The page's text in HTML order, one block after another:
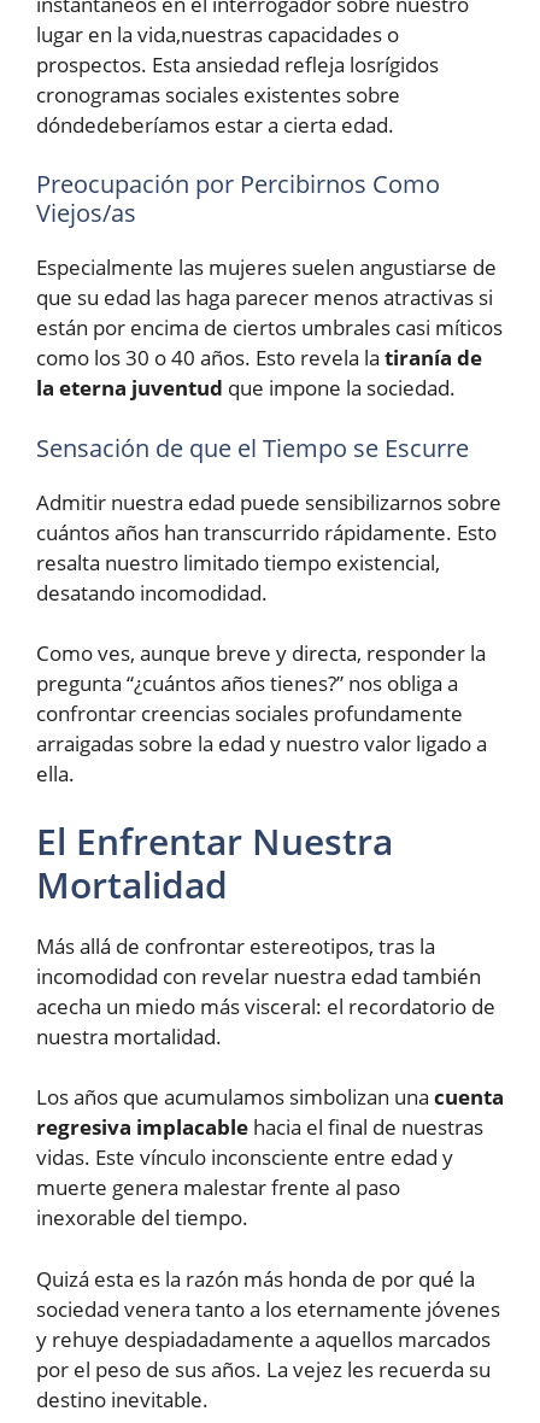
lugar en la vida,nuestras capacidades o
prospectos. Esta ansiedad refleja losrígidos
cronogramas sociales existentes sobre
dóndedeberíamos estar a cierta edad.
Preocupación por Percibirnos Como
Viejos/as
Especialmente las mujeres suelen angustiarse de
que su edad las haga parecer menos atractivas si
están por encima de ciertos umbrales casi míticos
como los 30 o 40 años. Esto revela la tiranía de
la eterna juventud que impone la sociedad.
Sensación de que el Tiempo se Escurre
Admitir nuestra edad puede sensibilizarnos sobre
cuántos años han transcurrido rápidamente. Esto
resalta nuestro limitado tiempo existencial,
desatando incomodidad.
Como ves, aunque breve y directa, responder la
pregunta “¿cuántos años tienes?” nos obliga a
confrontar creencias sociales profundamente
arraigadas sobre la edad y nuestro valor ligado a
ella.
El Enfrentar Nuestra
Mortalidad
Más allá de confrontar estereotipos, tras la
incomodidad con revelar nuestra edad también
acecha un miedo más visceral: el recordatorio de
nuestra mortalidad.
Los años que acumulamos simbolizan una cuenta
regresiva implacable hacia el final de nuestras
vidas. Este vínculo inconsciente entre edad y
muerte genera malestar frente al paso
inexorable del tiempo.
Quizá esta es la razón más honda de por qué la
sociedad venera tanto a los eternamente jóvenes
y rehuye despiadadamente a aquellos marcados
por el peso de sus años. La vejez les recuerda su
destino inevitable.